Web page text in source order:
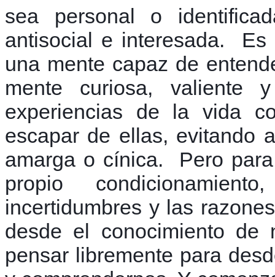
sea personal o
antisocial e interesada. Es
una mente capaz de
mente curiosa, valiente
experiencias de la vida
escapar de ellas, evitando
amarga o cínica. Pero
propio
incertidumbres y las
desde el conocimiento de
pensar libremente para